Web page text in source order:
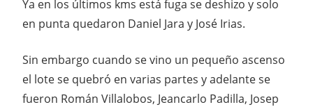
Ya en los últimos kms está fuga se deshizo y solo
en punta quedaron Daniel Jara y José Irias.
Sin embargo cuando se vino un pequeño ascenso
el lote se quebró en varias partes y adelante se
fueron Román Villalobos, Jeancarlo Padilla, Josep